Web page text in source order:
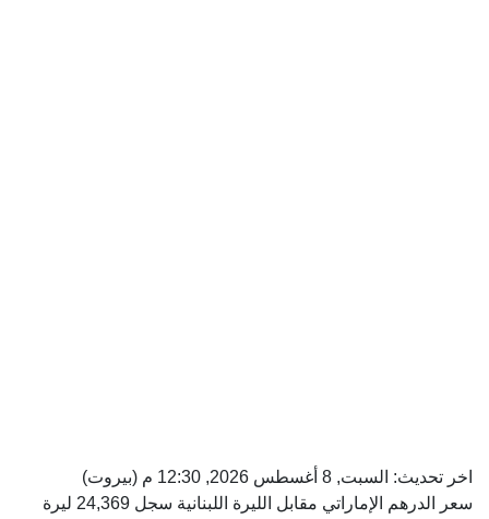
اخر تحديث: السبت, 8 أغسطس 2026, 12:30 م
(بيروت)
سعر الدرهم الإماراتي مقابل الليرة اللبنانية سجل 24,369 ليرة